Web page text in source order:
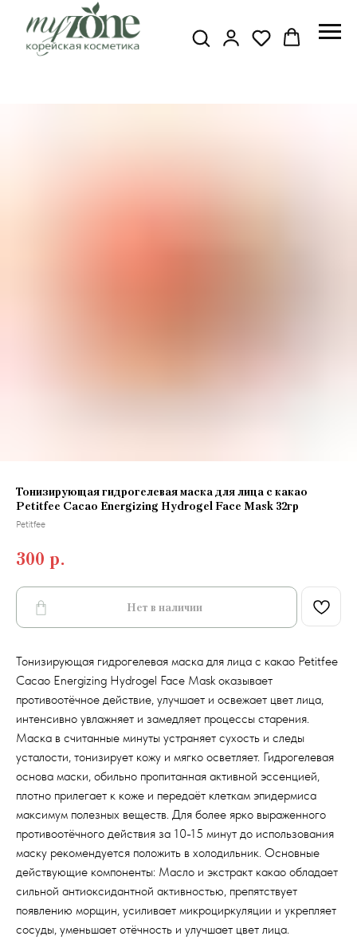
Тонизирующая гидрогелевая маска для лица с какао
Petitfee Cacao Energizing Hydrogel Face Mask 32гр
Petitfee
300 р.
Нет в наличии
Тонизирующая гидрогелевая маска для лица с какао Petitfee
Cacao Energizing Hydrogel Face Mask оказывает
противоотёчное действие, улучшает и освежает цвет лица,
интенсивно увлажняет и замедляет процессы старения.
Маска в считанные минуты устраняет сухость и следы
усталости, тонизирует кожу и мягко осветляет. Гидрогелевая
основа маски, обильно пропитанная активной эссенцией,
плотно прилегает к коже и передаёт клеткам эпидермиса
максимум полезных веществ. Для более ярко выраженного
противоотёчного действия за 10-15 минут до использования
маску рекомендуется положить в холодильник. Основные
действующие компоненты: Масло и экстракт какао обладает
сильной антиоксидантной активностью, препятствует
появлению морщин, усиливает микроциркуляции и укрепляет
сосуды, уменьшает отёчность и улучшает цвет лица.